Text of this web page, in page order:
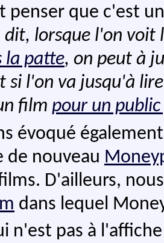
penser que c'est
dit, lorsque l'on voit
la patte, on peut à
si l'on va jusqu'à
film pour un
évoqué
de nouveau
D'ailleurs,
dans lequel
n'est pas à